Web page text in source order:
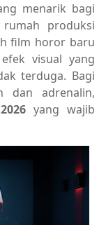
menarik bagi
produksi
film horor baru
visual yang
terduga. Bagi
dan adrenalin,
yang wajib